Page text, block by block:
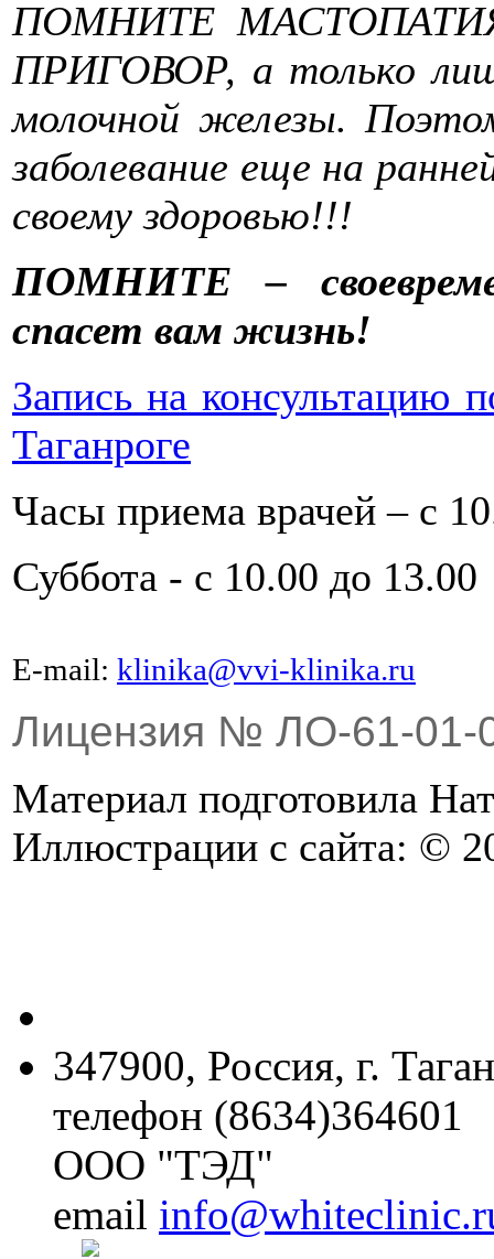
ПОМНИТЕ
ПРИГОВОР, а только
молочной железы.
заболевание еще на
своему здоровью!!!
ПОМНИТЕ –
спасет вам жизнь!
Запись на консультацию
Таганроге
Часы приема врачей – с
Суббота - с 10.00 до 13.00
Е-mail: klinika@vvi-klinika.ru
Лицензия № ЛО-61-01-
Материал подготовила
Иллюстрации с сайта: ©
347900, Россия, г.
телефон (8634)364601
ООО "ТЭД"
email